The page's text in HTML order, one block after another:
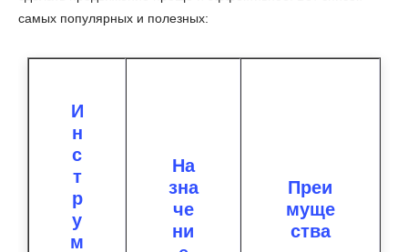
самых популярных и полезных:
И
н
с
т
р
у
м
На
зна
че
ни
Преи
муще
ства